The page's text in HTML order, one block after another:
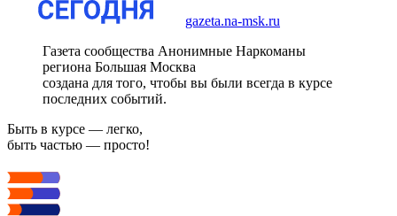
gazeta.na-msk.ru
Газета сообщества Анонимные Наркоманы
региона Большая Москва
создана для того, чтобы вы были всегда в курсе
последних событий.
Быть в курсе — легко,
быть частью — просто!